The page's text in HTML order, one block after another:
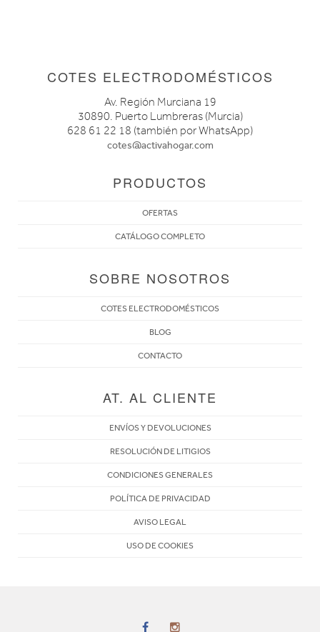
COTES ELECTRODOMÉSTICOS
Av. Región Murciana 19
30890. Puerto Lumbreras (Murcia)
628 61 22 18 (también por WhatsApp)
cotes@activahogar.com
PRODUCTOS
OFERTAS
CATÁLOGO COMPLETO
SOBRE NOSOTROS
COTES ELECTRODOMÉSTICOS
BLOG
CONTACTO
AT. AL CLIENTE
ENVÍOS Y DEVOLUCIONES
RESOLUCIÓN DE LITIGIOS
CONDICIONES GENERALES
POLÍTICA DE PRIVACIDAD
AVISO LEGAL
USO DE COOKIES